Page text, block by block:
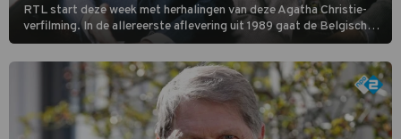
RTL start deze week met herhalingen van deze Agatha Christie-
verfilming. In de allereerste aflevering uit 1989 gaat de Belgische
speurder op zoek naar een vermiste kok. Poirot raakt al snel
verwikkeld in een moordzaak. (HH)